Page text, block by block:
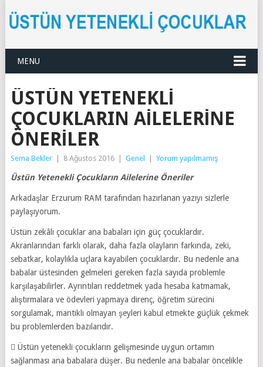
MENU
ÜSTÜN YETENEKLI
ÇOCUKLARIN AILELERINE
ÖNERILER
Sema Bekler 8 Ağustos 2016 Genel Yorum yapılmamış
Üstün Yetenekli Çocukların Ailelerine Öneriler
Arkadaşlar Erzurum RAM tarafından hazırlanan yazıyı sizlerle
paylaşıyorum.
Üstün zekâlı çocuklar ana babaları için güç çocuklardır.
Akranlarından farklı olarak, daha fazla olayların farkında, zeki,
sebatkar, kolaylıkla uçlara kayabilen çocuklardır. Bu nedenle ana
babalar üstesinden gelmeleri gereken fazla sayıda problemle
karşılaşabilirler. Ayrıntıları reddetmek yada hesaba katmamak,
alıştırmalara ve ödevleri yapmaya direnç, öğretim sürecini
sorgulamak, mantıklı olmayan şeyleri kabul etmekte güçlük çekmek
bu problemlerden bazılarıdır.
 Üstün yetenekli çocukların gelişmesinde uygun ortamın
sağlanması ana babalara düşer. Bu nedenle ana babalar öncelikle